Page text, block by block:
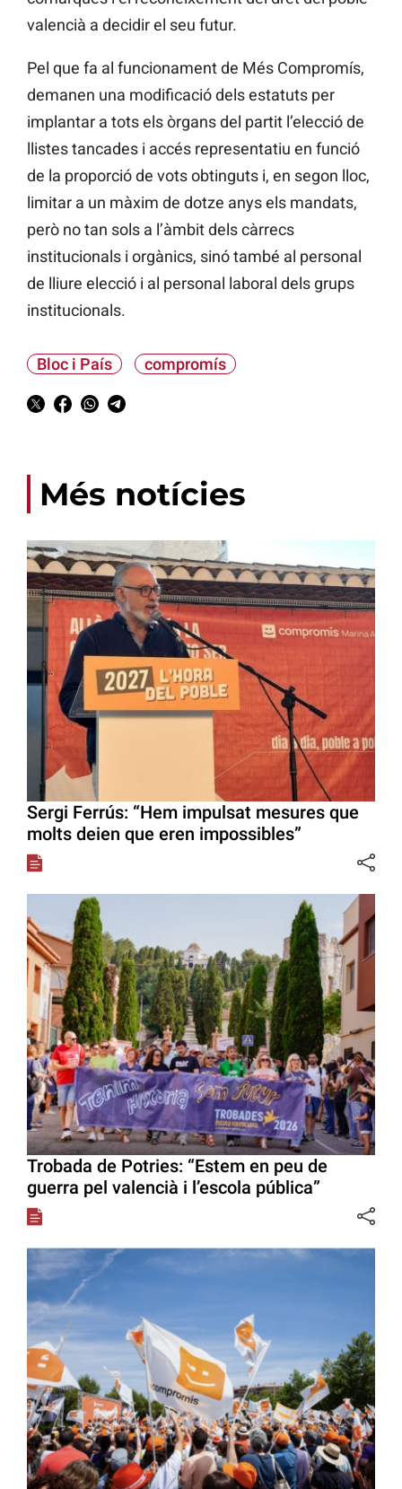
valencià a decidir el seu futur.
Pel que fa al funcionament de Més Compromís,
demanen una modificació dels estatuts per
implantar a tots els òrgans del partit l’elecció de
llistes tancades i accés representatiu en funció
de la proporció de vots obtinguts i, en segon lloc,
limitar a un màxim de dotze anys els mandats,
però no tan sols a l’àmbit dels càrrecs
institucionals i orgànics, sinó també al personal
de lliure elecció i al personal laboral dels grups
institucionals.
Bloc i País compromís
Més notícies
Sergi Ferrús: “Hem impulsat mesures que
molts deien que eren impossibles”
Trobada de Potries: “Estem en peu de
guerra pel valencià i l’escola pública”